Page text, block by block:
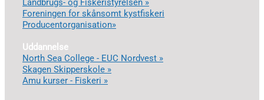
Landbrugs- og Fiskeristyrelsen »
Foreningen for skånsomt kystfiskeri
Producentorganisation»
Uddannelse
North Sea College - EUC Nordvest »
Skagen Skipperskole »
Amu kurser - Fiskeri »